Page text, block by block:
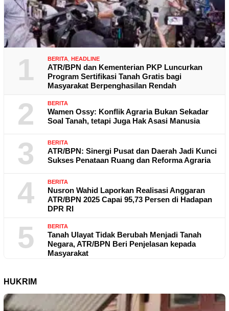
1 BERITA, HEADLINE
ATR/BPN dan Kementerian PKP Luncurkan
Program Sertifikasi Tanah Gratis bagi
Masyarakat Berpenghasilan Rendah
2 BERITA
Wamen Ossy: Konflik Agraria Bukan Sekadar
Soal Tanah, tetapi Juga Hak Asasi Manusia
3 BERITA
ATR/BPN: Sinergi Pusat dan Daerah Jadi Kunci
Sukses Penataan Ruang dan Reforma Agraria
4 BERITA
Nusron Wahid Laporkan Realisasi Anggaran
ATR/BPN 2025 Capai 95,73 Persen di Hadapan
DPR RI
5 BERITA
Tanah Ulayat Tidak Berubah Menjadi Tanah
Negara, ATR/BPN Beri Penjelasan kepada
Masyarakat
HUKRIM